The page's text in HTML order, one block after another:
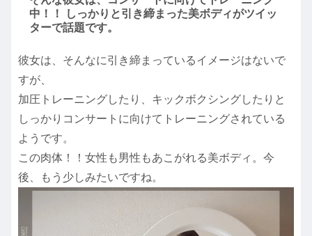
中！！ しっかりと引き締まった美ボディがツイッ
ターで話題です。
彼女は、そんなに引き締まっているイメージはないで
すが、
加圧トレーニングしたり、キックボクシングしたりと
しっかりコンサートに向けてトレーニングされている
ようです。
この肉体！！女性も男性もあこがれる美ボディ。今
後、もう少しみたいですね。